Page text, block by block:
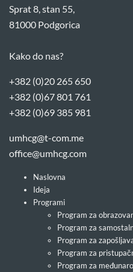
Sprat 8, stan 55,
81000 Podgorica
Kako do nas?
+382 (0)20 265 650
+382 (0)67 801 761
+382 (0)69 385 981
umhcg@t-com.me
office@umhcg.com
Naslovna
Ideja
Programi
Program za
Program za
Program za
Program za
Program za